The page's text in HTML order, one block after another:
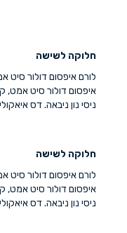
חלוקה לשישה
לורם איפסום דולור סיט
איפסום דולור סיט אמט,
ניסי נון ניבאה. דס
חלוקה לשישה
לורם איפסום דולור סיט
איפסום דולור סיט אמט,
ניסי נון ניבאה. דס